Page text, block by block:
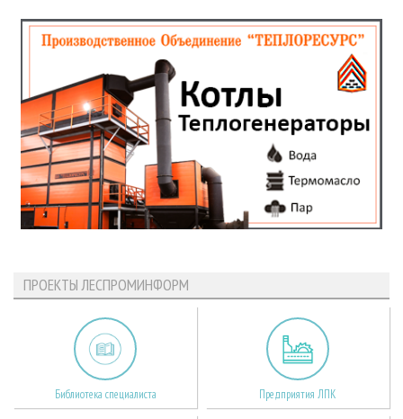
ПРОЕКТЫ ЛЕСПРОМИНФОРМ
Библиотека специалиста Предприятия ЛПК